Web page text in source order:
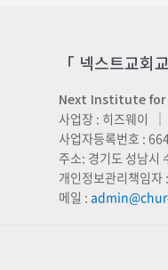
「 넥스트교회
Next Institute for
사업장 : 히즈웨이
사업자등록번호 :
주소: 경기도 성남시
개인정보관리책임자
메일 :